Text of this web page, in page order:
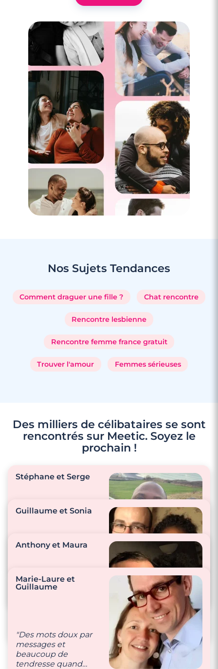
3 minutes
Vrai couple ou flirt ?
Nos Sujets Tendances
Comment draguer une fille ? Chat rencontre
Rencontre lesbienne
Rencontre femme france gratuit
Trouver l'amour Femmes sérieuses
Des milliers de célibataires se sont
rencontrés sur Meetic. Soyez le
prochain !
Stéphane et Serge
attentions : caresses
et beaucoup de
Guillaume et Sonia
"S’aimer comme la
première fois lors de
Anthony et Maura
ensemble, regarder la
télé, des films…"
Marie-Laure et
Guillaume
"Des mots doux par
messages et
beaucoup de
tendresse quand